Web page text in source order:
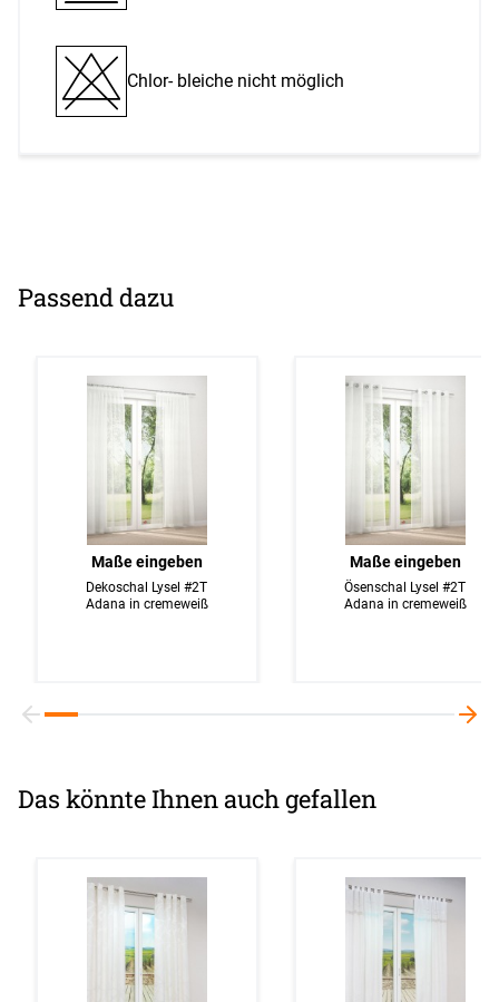
Chlor- bleiche nicht möglich
Passend dazu
Maße eingeben
Dekoschal Lysel #2T
Adana in cremeweiß
Maße eingeben
Ösenschal Lysel #2T
Adana in cremeweiß
Das könnte Ihnen auch gefallen